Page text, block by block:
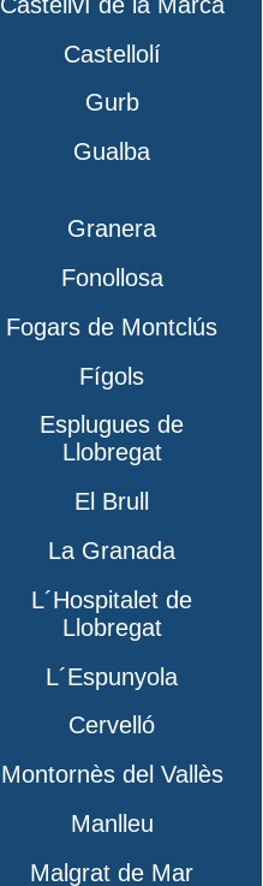
Castellolí
Gurb
Gualba
Granera
Fonollosa
Fogars de Montclús
Fígols
Esplugues de
Llobregat
El Brull
La Granada
L´Hospitalet de
Llobregat
L´Espunyola
Cervelló
Montornès del Vallès
Manlleu
Malgrat de Mar